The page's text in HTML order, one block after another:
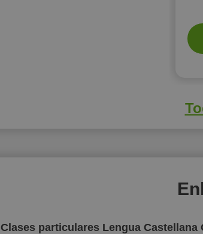
Clases particulares Lengua Castellana